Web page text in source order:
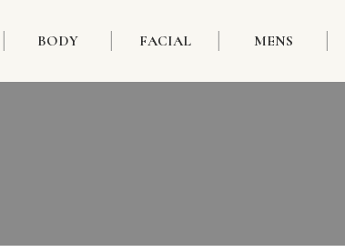
BODY FACIAL MENS